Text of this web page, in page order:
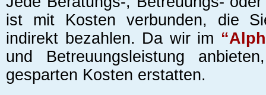
ist mit Kosten verbunden, die
indirekt bezahlen. Da wir im
und Betreuungsleistung
gesparten Kosten erstatten.